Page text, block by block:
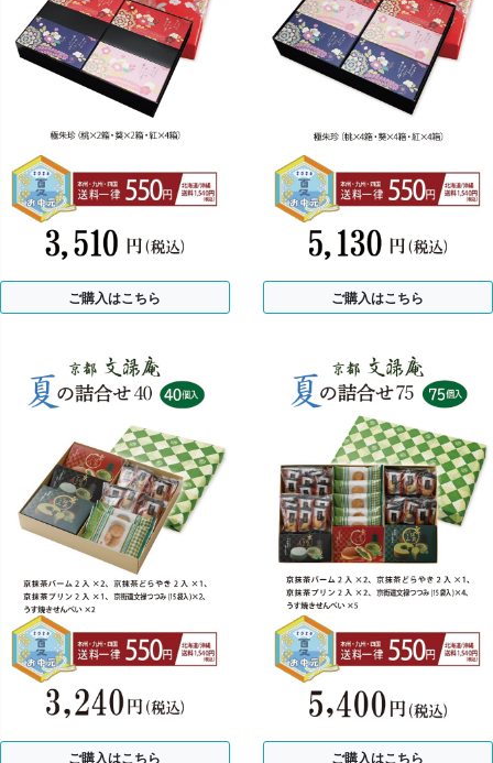
ご購入はこちら ご購入はこちら
ご購入はこちら ご購入はこちら